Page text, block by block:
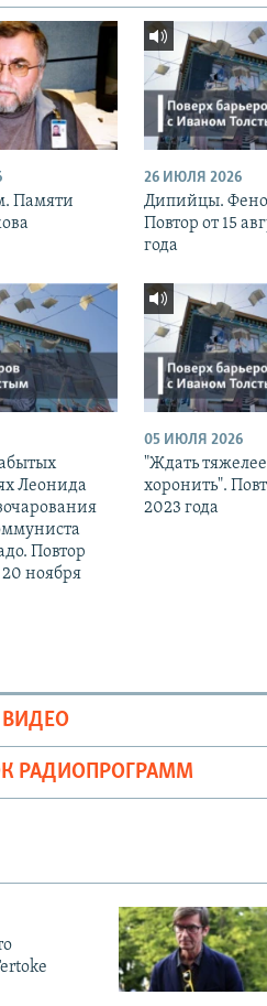
Памяти
26 ИЮЛЯ 2026
Дипийцы.
Повтор от 15
года
Леонида
Повтор
ноября
05 ИЮЛЯ 2026
"Ждать
хоронить".
2023 года
ВИДЕО
РАДИОПРОГРАММ